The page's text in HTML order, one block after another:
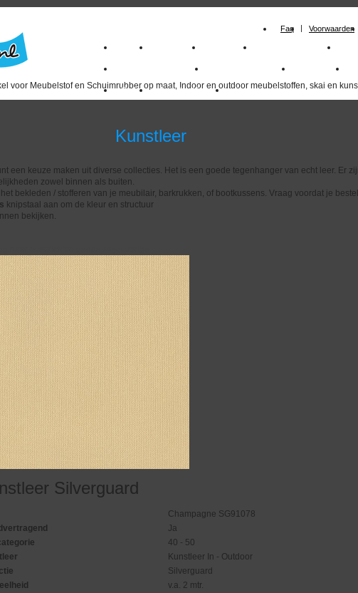
Faq Voorwaarden
voor Meubelstof en Schuimrubber op maat, Indoor en outdoor meubelstoffen, skai en
Home Meubelstof Kunstleer Schuimrubberplaten
milano_outdoorstoffen skai kunstleer kopen outdoorstof
Outlet Meubelstof indoor duurzaam
een keuze maken uit diverse collecties. Het is een goede tegenhanger van echt leer. Er
zowel binnen als buiten.
bekleden / stofferen van je meubilair, barkrukken, of bootkussens. Vraag voordat je
knipstaal aan om de kleur en structuur
bekijken.
Silverguard
Champagne SG91078
Ja
40 - 50
Kunstleer In - Outdoor
Silverguard
v.a. 2 mtr.